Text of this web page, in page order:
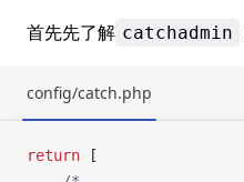
首先先了解 catchadmin
config/catch.php
return [